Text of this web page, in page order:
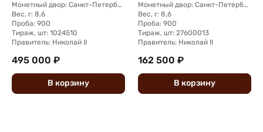
Монетный двор: Санкт-Петербургский монетный двор
Вес, г: 8,6
Проба: 900
Тираж, шт: 1024510
Правитель: Николай II
495 000 ₽
В корзину
Монетный двор: Санкт-Петербургский монетный двор
Вес, г: 8,6
Проба: 900
Тираж, шт: 27600013
Правитель: Николай II
162 500 ₽
В корзину